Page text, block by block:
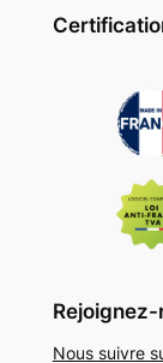
Rejoignez-
Nous suivre